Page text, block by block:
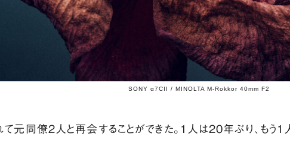
SONY α7CII / MINOLTA M-Rokkor 40mm F2
元同僚2人と再会することができた。1人は20年ぶり、もう1